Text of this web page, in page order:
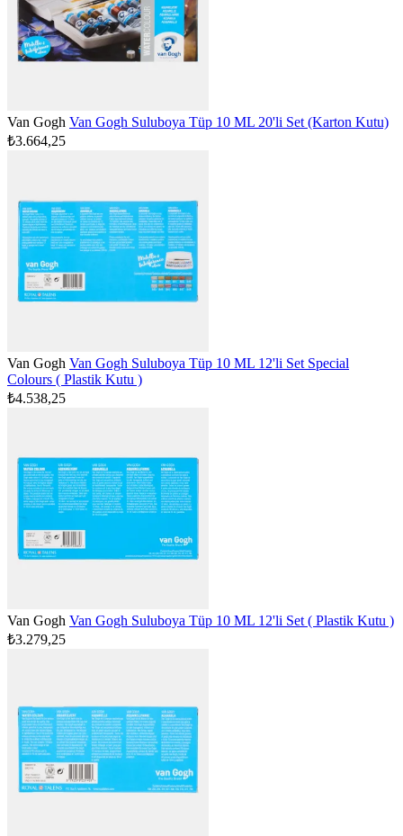
Van Gogh Van Gogh Suluboya Tüp 10 ML 20'li Set (Karton Kutu)
₺3.664,25
Van Gogh Van Gogh Suluboya Tüp 10 ML 12'li Set Special
Colours ( Plastik Kutu )
₺4.538,25
Van Gogh Van Gogh Suluboya Tüp 10 ML 12'li Set ( Plastik Kutu )
₺3.279,25